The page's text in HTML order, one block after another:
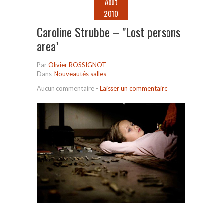
2010
Caroline Strubbe – "Lost persons
area"
ParOlivier ROSSIGNOT
Dans Nouveautés salles
Aucun commentaire - Laisser un commentaire